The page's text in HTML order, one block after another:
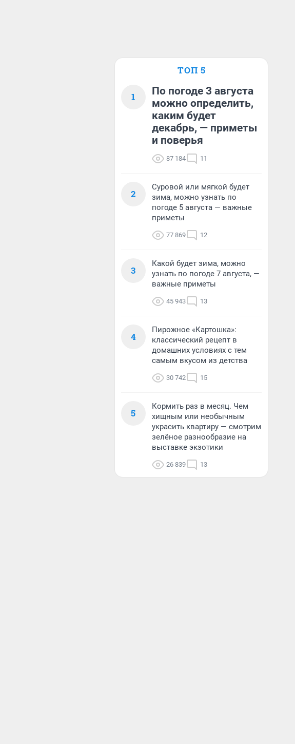
ТОП 5
1
По погоде 3 августа
можно определить,
каким будет
декабрь, — приметы
и поверья
87 184 11
2
Суровой или мягкой будет
зима, можно узнать по
погоде 5 августа — важные
приметы
77 869 12
3
Какой будет зима, можно
узнать по погоде 7 августа, —
важные приметы
45 943 13
4
Пирожное «Картошка»:
классический рецепт в
домашних условиях с тем
самым вкусом из детства
30 742 15
5
Кормить раз в месяц. Чем
хищным или необычным
украсить квартиру — смотрим
зелёное разнообразие на
выставке экзотики
26 839 13